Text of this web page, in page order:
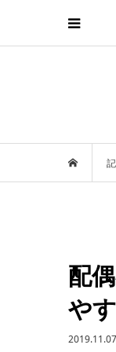
配
や
2019.11.07